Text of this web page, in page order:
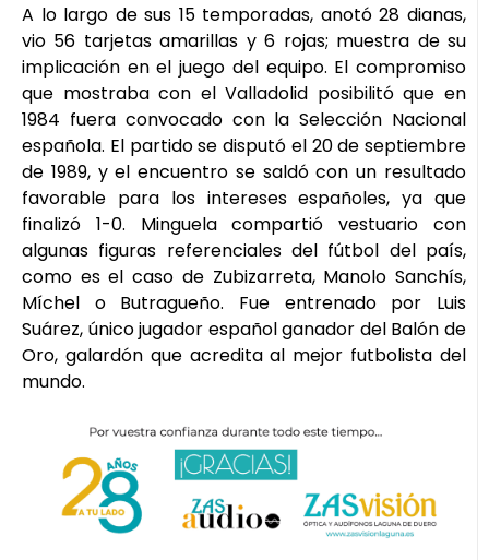
A lo largo de sus 15 temporadas, anotó 28 dianas,
vio 56 tarjetas amarillas y 6 rojas; muestra de su
implicación en el juego del equipo. El compromiso
que mostraba con el Valladolid posibilitó que en
1984 fuera convocado con la Selección Nacional
española. El partido se disputó el 20 de septiembre
de 1989, y el encuentro se saldó con un resultado
favorable para los intereses españoles, ya que
finalizó 1-0. Minguela compartió vestuario con
algunas figuras referenciales del fútbol del país,
como es el caso de Zubizarreta, Manolo Sanchís,
Míchel o Butragueño. Fue entrenado por Luis
Suárez, único jugador español ganador del Balón de
Oro, galardón que acredita al mejor futbolista del
mundo.